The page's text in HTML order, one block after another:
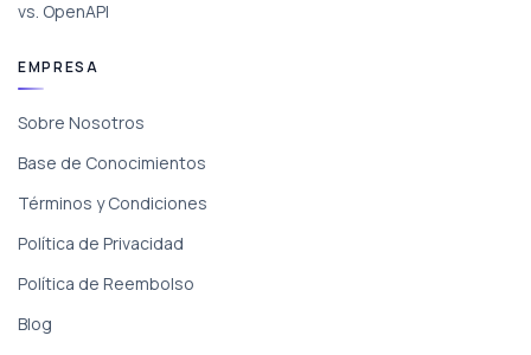
vs. OpenAPI
EMPRESA
Sobre Nosotros
Base de Conocimientos
Términos y Condiciones
Política de Privacidad
Política de Reembolso
Blog